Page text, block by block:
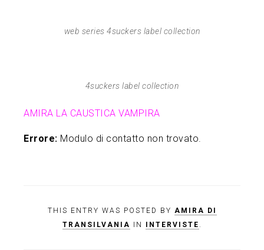
web series 4suckers label collection
4suckers label collection
AMIRA LA CAUSTICA VAMPIRA
Errore: Modulo di contatto non trovato.
THIS ENTRY WAS POSTED BY AMIRA DI
TRANSILVANIA
IN INTERVISTE .